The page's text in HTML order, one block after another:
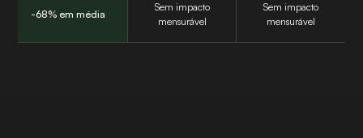
-68% em média
Sem impacto
mensurável
Sem impacto
mensurável